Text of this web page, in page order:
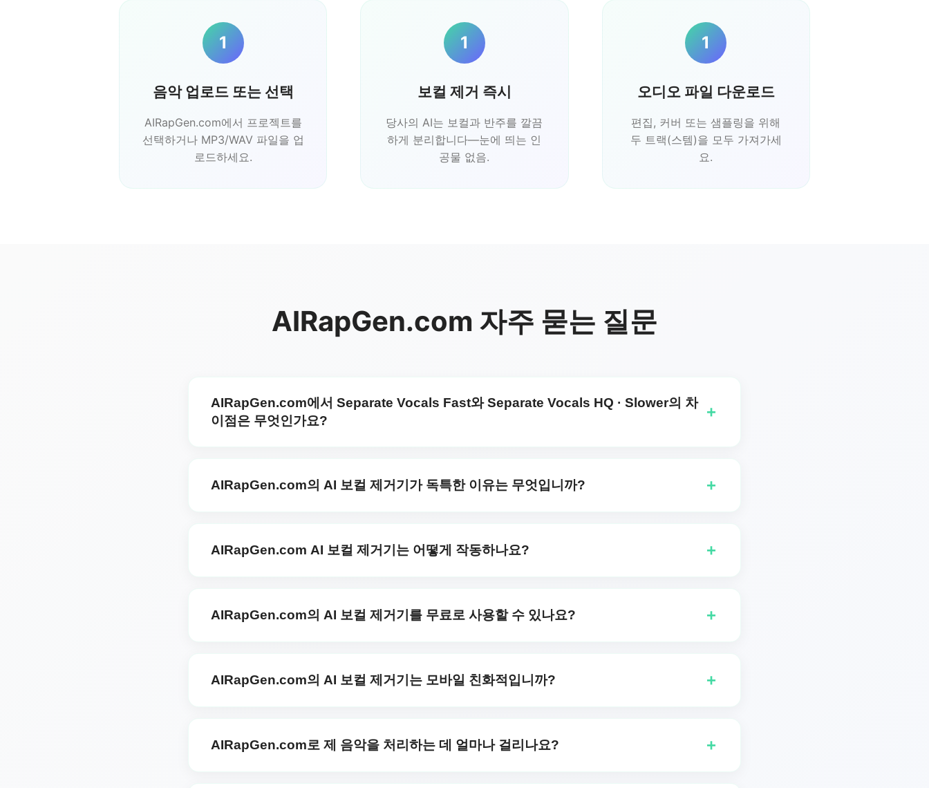
1
음악 업로드 또는 선택
AIRapGen.com에서 프로젝트를
선택하거나 MP3/WAV 파일을 업
로드하세요.
1
보컬 제거 즉시
당사의 AI는 보컬과 반주를 깔끔
하게 분리합니다—눈에 띄는 인
공물 없음.
1
오디오 파일 다운로드
편집, 커버 또는 샘플링을 위해
두 트랙(스템)을 모두 가져가세
요.
AIRapGen.com 자주 묻는 질문
AIRapGen.com에서 Separate Vocals Fast와 Separate Vocals HQ · Slower의 차
이점은 무엇인가요?
+
가입자 전용입니다. HQ · Slower 모드는 더 고급 AI 모델을 사용해 오디오를 3배 더 오래 처리하여 더 깨끗하고
AIRapGen.com의 AI 보컬 제거기가 독특한 이유는 무엇입니까? +
스타일에 대해 높은 품질의 결과를 보장합니다.
AIRapGen.com AI 보컬 제거기는 어떻게 작동하나요? +
으며 이는 노래방, 커버 또는 창작 프로젝트에 바로 사용할 수 있습니다.
AIRapGen.com의 AI 보컬 제거기를 무료로 사용할 수 있나요? +
레이드해야 합니다. 고품질 보컬 및 악기 분리를 즐기세요—회원이 되어 AIRapGen.com의 모든 잠재력을 잠금
AIRapGen.com의 AI 보컬 제거기는 모바일 친화적입니까? +
AIRapGen.com로 제 음악을 처리하는 데 얼마나 걸리나요? +